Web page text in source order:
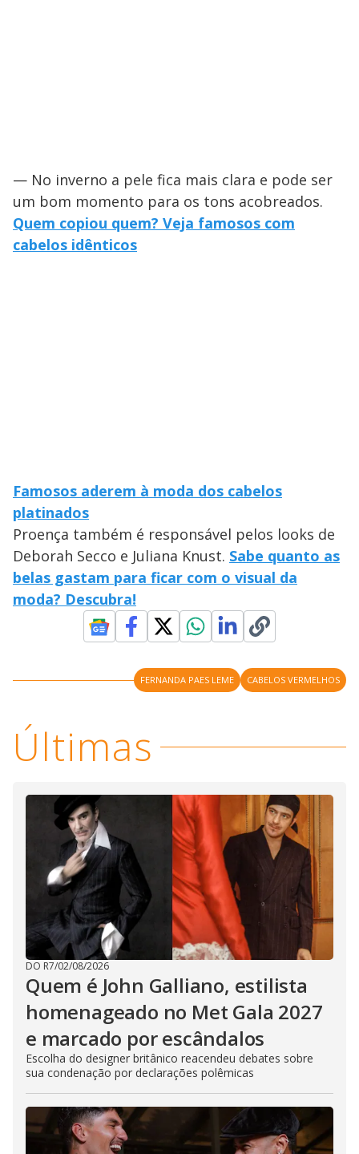
— No inverno a pele fica mais clara e pode ser
um bom momento para os tons acobreados.
Quem copiou quem? Veja famosos com
cabelos idênticos
Famosos aderem à moda dos cabelos
platinados
Proença também é responsável pelos looks de
Deborah Secco e Juliana Knust. Sabe quanto as
belas gastam para ficar com o visual da
moda? Descubra!
FERNANDA PAES LEME CABELOS VERMELHOS
Últimas
DO R7/02/08/2026
Quem é John Galliano, estilista
homenageado no Met Gala 2027
e marcado por escândalos
Escolha do designer britânico reacendeu debates sobre
sua condenação por declarações polêmicas